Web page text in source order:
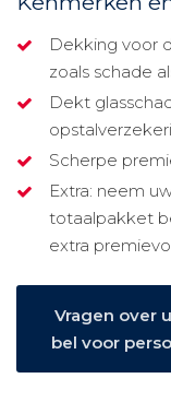
Dekking voor
zoals schade
Dekt
Scherpe
Extra: neem
totaalpakket
extra
Vragen over
bel voor